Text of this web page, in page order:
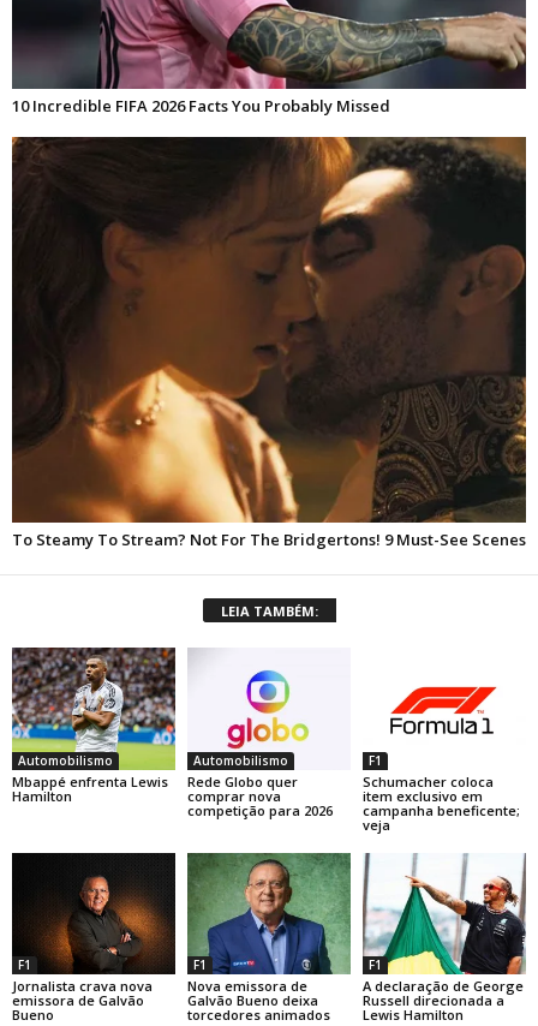
LEIA TAMBÉM:
Automobilismo
Mbappé enfrenta Lewis
Hamilton
Automobilismo
Rede Globo quer
comprar nova
competição para 2026
F1
Schumacher coloca
item exclusivo em
campanha beneficente;
veja
F1
Jornalista crava nova
emissora de Galvão
Bueno
F1
Nova emissora de
Galvão Bueno deixa
torcedores animados
F1
A declaração de George
Russell direcionada a
Lewis Hamilton